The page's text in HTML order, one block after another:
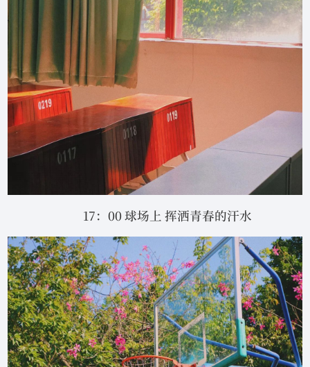
17：00 球场上 挥洒青春的汗水